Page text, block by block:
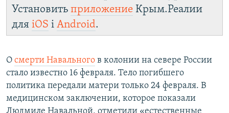
Установить приложение Крым.Реалии
для iOS і Android.
О смерти Навального в колонии на севере России
стало известно 16 февраля. Тело погибшего
политика передали матери только 24 февраля. В
медицинском заключении, которое показали